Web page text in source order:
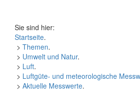
Sie sind hier:
Startseite.
> Themen.
> Umwelt und Natur.
> Luft.
> Luftgüte- und meteorologische
> Aktuelle Messwerte.